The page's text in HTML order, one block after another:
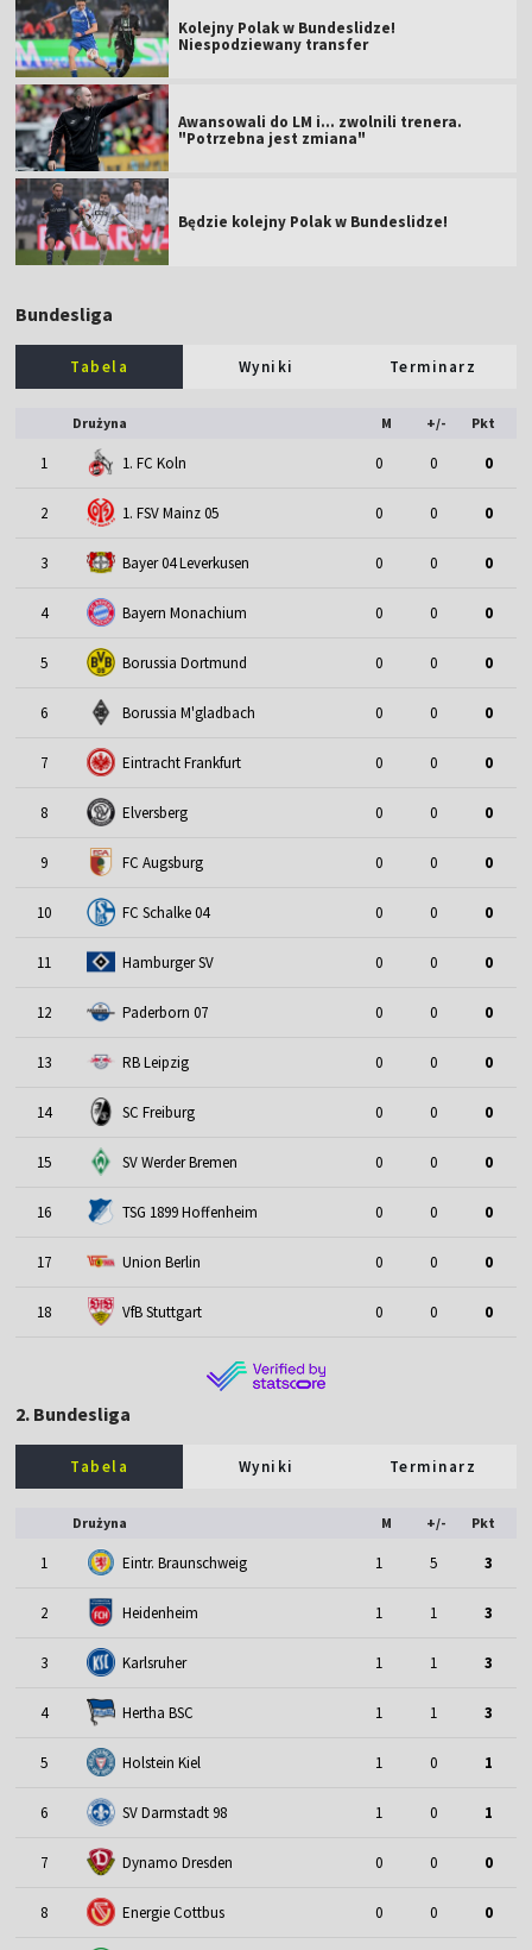
Kolejny Polak w Bundeslidze!
Niespodziewany transfer
Awansowali do LM i... zwolnili trenera.
"Potrzebna jest zmiana"
Będzie kolejny Polak w Bundeslidze!
Bundesliga
Tabela Wyniki Terminarz
Drużyna M +/- Pkt
1 1. FC Koln 0 0 0
2 1. FSV Mainz 05 0 0 0
3 Bayer 04 Leverkusen 0 0 0
4 Bayern Monachium 0 0 0
5 Borussia Dortmund 0 0 0
6 Borussia M'gladbach 0 0 0
7 Eintracht Frankfurt 0 0 0
8 Elversberg 0 0 0
9 FC Augsburg 0 0 0
10 FC Schalke 04 0 0 0
11 Hamburger SV 0 0 0
12 Paderborn 07 0 0 0
13 RB Leipzig 0 0 0
14 SC Freiburg 0 0 0
15 SV Werder Bremen 0 0 0
16 TSG 1899 Hoffenheim 0 0 0
17 Union Berlin 0 0 0
18 VfB Stuttgart 0 0 0
2. Bundesliga
Tabela Wyniki Terminarz
Drużyna M +/- Pkt
1 Eintr. Braunschweig 1 5 3
2 Heidenheim 1 1 3
3 Karlsruher 1 1 3
4 Hertha BSC 1 1 3
5 Holstein Kiel 1 0 1
6 SV Darmstadt 98 1 0 1
7 Dynamo Dresden 0 0 0
8 Energie Cottbus 0 0 0